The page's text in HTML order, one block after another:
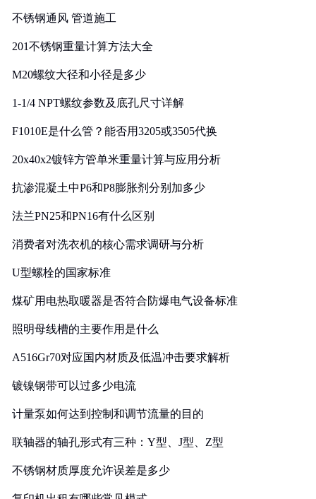
不锈钢通风 管道施工
201不锈钢重量计算方法大全
M20螺纹大径和小径是多少
1-1/4 NPT螺纹参数及底孔尺寸详解
F1010E是什么管？能否用3205或3505代换
20x40x2镀锌方管单米重量计算与应用分析
抗渗混凝土中P6和P8膨胀剂分别加多少
法兰PN25和PN16有什么区别
消费者对洗衣机的核心需求调研与分析
U型螺栓的国家标准
煤矿用电热取暖器是否符合防爆电气设备标准
照明母线槽的主要作用是什么
A516Gr70对应国内材质及低温冲击要求解析
镀镍钢带可以过多少电流
计量泵如何达到控制和调节流量的目的
联轴器的轴孔形式有三种：Y型、J型、Z型
不锈钢材质厚度允许误差是多少